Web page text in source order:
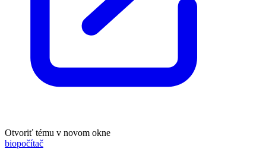
Otvoriť tému v novom okne
biopočítač